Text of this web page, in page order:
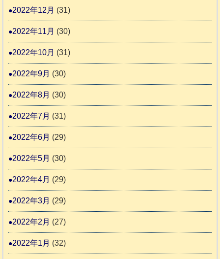
2022年12月 (31)
2022年11月 (30)
2022年10月 (31)
2022年9月 (30)
2022年8月 (30)
2022年7月 (31)
2022年6月 (29)
2022年5月 (30)
2022年4月 (29)
2022年3月 (29)
2022年2月 (27)
2022年1月 (32)